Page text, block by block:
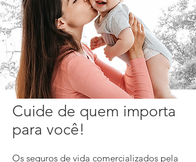
Cuide de quem importa
para você!
Os seguros de vida comercializados pela